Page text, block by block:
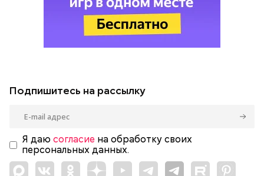
Подпишитесь на рассылку
Я даю согласие на обработку своих
персональных данных.